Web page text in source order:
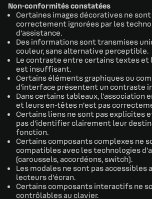
Non-conformités constatées
Certaines images décoratives ne sont
correctement ignorées par les
d’assistance.
Des informations sont transmises
couleur, sans alternative perceptible.
Le contraste entre certains textes et
est insuffisant.
Certains éléments graphiques ou
d’interface présentent un contraste
Dans certains tableaux, l’association
et leurs en-têtes n’est pas
Certains liens ne sont pas explicites
pas d’identifier clairement leur
fonction.
Certains composants complexes ne
compatibles avec les technologies
(caroussels, accordéons, switch).
Les modales ne sont pas accessibles
lecteurs d'écran.
Certains composants interactifs ne
contrôlables au clavier.